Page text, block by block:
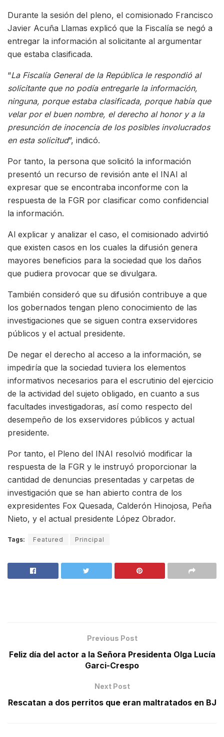
Durante la sesión del pleno, el comisionado Francisco
Javier Acuña Llamas explicó que la Fiscalía se negó a
entregar la información al solicitante al argumentar
que estaba clasificada.
“La Fiscalía General de la República le respondió al
solicitante que no podía entregarle la información,
ninguna, porque estaba clasificada, porque había que
velar por el buen nombre, el derecho al honor y a la
presunción de inocencia de los posibles involucrados
en esta solicitud”, indicó.
Por tanto, la persona que solicitó la información
presentó un recurso de revisión ante el INAI al
expresar que se encontraba inconforme con la
respuesta de la FGR por clasificar como confidencial
la información.
Al explicar y analizar el caso, el comisionado advirtió
que existen casos en los cuales la difusión genera
mayores beneficios para la sociedad que los daños
que pudiera provocar que se divulgara.
También consideró que su difusión contribuye a que
los gobernados tengan pleno conocimiento de las
investigaciones que se siguen contra exservidores
públicos y el actual presidente.
De negar el derecho al acceso a la información, se
impediría que la sociedad tuviera los elementos
informativos necesarios para el escrutinio del ejercicio
de la actividad del sujeto obligado, en cuanto a sus
facultades investigadoras, así como respecto del
desempeño de los exservidores públicos y actual
presidente.
Por tanto, el Pleno del INAI resolvió modificar la
respuesta de la FGR y le instruyó proporcionar la
cantidad de denuncias presentadas y carpetas de
investigación que se han abierto contra de los
expresidentes Fox Quesada, Calderón Hinojosa, Peña
Nieto, y el actual presidente López Obrador.
Tags: Featured Principal
Previous Post
Feliz día del actor a la Señora Presidenta Olga Lucía
Garci-Crespo
Next Post
Rescatan a dos perritos que eran maltratados en BJ